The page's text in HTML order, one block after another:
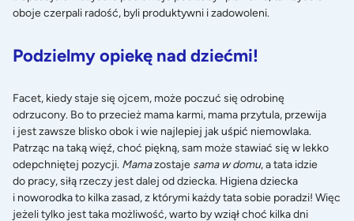
oboje czerpali radość, byli produktywni i zadowoleni.
Podzielmy opiekę nad dziećmi!
Facet, kiedy staje się ojcem, może poczuć się odrobinę
odrzucony. Bo to przecież mama karmi, mama przytula, przewija
i jest zawsze blisko obok i wie najlepiej jak uśpić niemowlaka.
Patrząc na taką więź, choć piękną, sam może stawiać się w lekko
odepchniętej pozycji. Mamazostaje sama w domu, a tata idzie
do pracy, siłą rzeczy jest dalej od dziecka. Higiena dziecka
i noworodkato kilka zasad, z którymi każdy tata sobie poradzi! Więc
jeżeli tylko jest taka możliwość, warto by wziął choć kilka dni